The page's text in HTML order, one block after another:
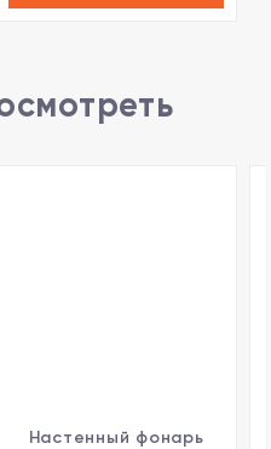
Настенный фонарь